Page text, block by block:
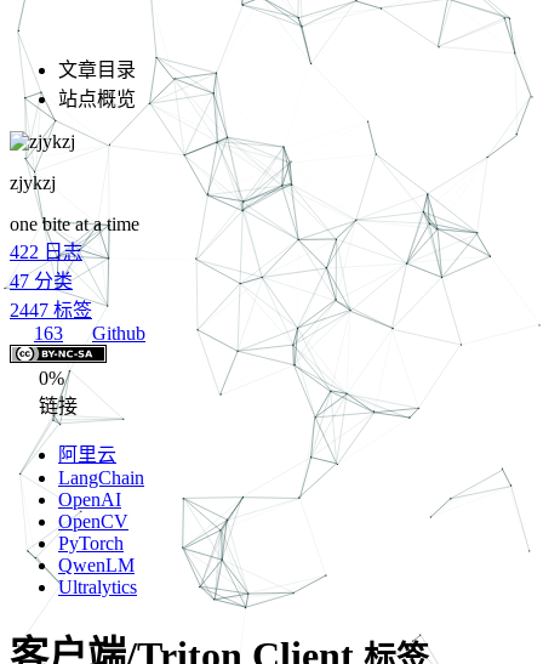
文章目录
站点概览
zjykzj
one bite at a time
422 日志
47 分类
2447 标签
163
Github
0%
链接
阿里云
LangChain
OpenAI
OpenCV
PyTorch
QwenLM
Ultralytics